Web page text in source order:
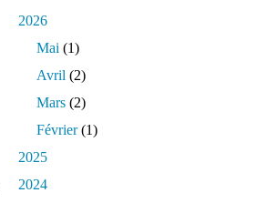
2026
Mai (1)
Avril (2)
Mars (2)
Février(1)
2025
2024